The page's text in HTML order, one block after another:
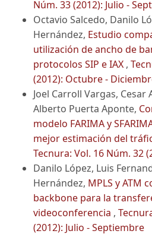
Núm. 33 (2012): Julio -
Octavio Salcedo, Danilo
Hernández, Estudio
utilización de ancho de
protocolos SIP e IAX ,
(2012): Octubre -
Joel Carroll Vargas, Cesar
Alberto Puerta Aponte,
modelo FARIMA y
mejor estimación del
Tecnura: Vol. 16 Núm. 32
Danilo López, Luis
Hernández, MPLS y ATM
backbone para la
videoconferencia ,
(2012): Julio - Septiembre